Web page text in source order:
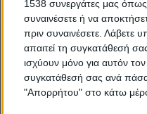
1538 συνεργάτες μας όπως
συναινέσετε ή να
πριν συναινέσετε. Λάβετε
απαιτεί τη συγκατάθεσή
ισχύουν μόνο για αυτόν
συγκατάθεσή σας ανά πάσα
"Απορρήτου" στο κάτω